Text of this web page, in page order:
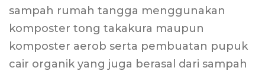
sampah rumah tangga menggunakan
komposter tong takakura maupun
komposter aerob serta pembuatan pupuk
cair organik yang juga berasal dari sampah